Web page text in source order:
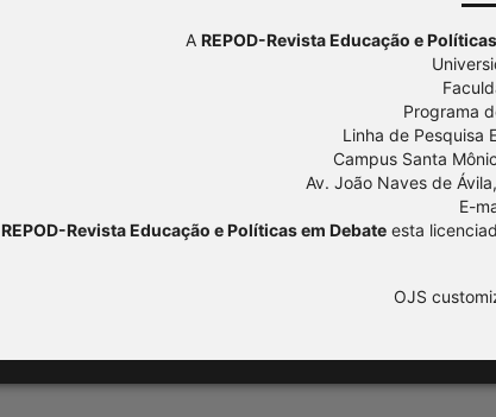
A REPOD-Revista Educação e
Programa
Linha de Pesquisa
Campus Santa
Av. João Naves de
E-
REPOD-Revista Educação e Políticas em Debateesta
OJS